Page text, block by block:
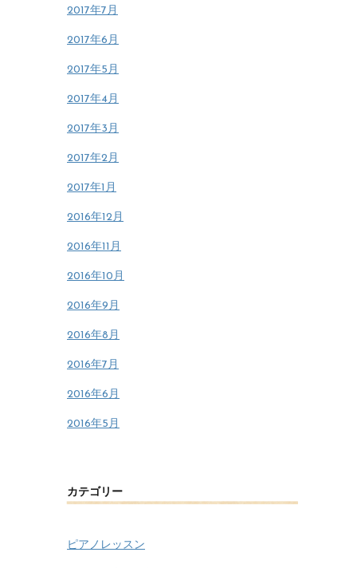
2017年7月
2017年6月
2017年5月
2017年4月
2017年3月
2017年2月
2017年1月
2016年12月
2016年11月
2016年10月
2016年9月
2016年8月
2016年7月
2016年6月
2016年5月
カテゴリー
ピアノレッスン